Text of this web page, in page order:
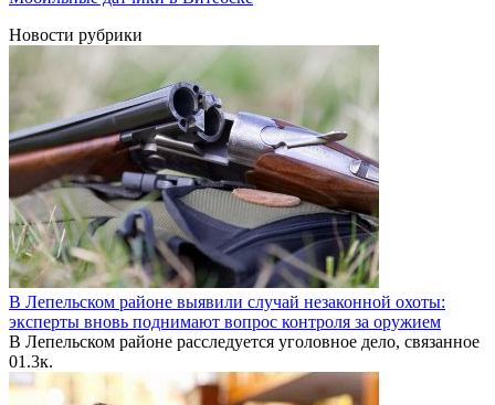
Новости рубрики
В Лепельском районе выявили случай незаконной охоты:
эксперты вновь поднимают вопрос контроля за оружием
В Лепельском районе расследуется уголовное дело, связанное
01.3к.